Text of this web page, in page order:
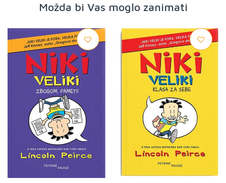
Možda bi Vas moglo zanimati